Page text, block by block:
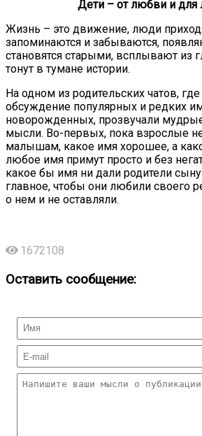
Дети – от любви и
Жизнь – это движение, люди
запоминаются и забываются,
становятся старыми, всплывают из
тонут в тумане истории.
На одном из родительских чатов,
обсуждение популярных и редких
новорожденных, прозвучали
мысли. Во-первых, пока взрослые
малышам, какое имя хорошее, а
любое имя примут просто и без
какое бы имя ни дали родители
главное, чтобы они любили своего
о нем и не оставляли.
1672108
Оставить сообщение: